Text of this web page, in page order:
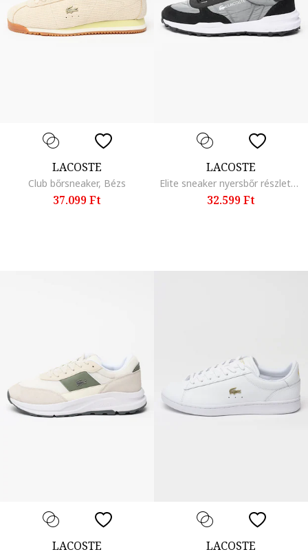
LACOSTE
Club bőrsneaker, Bézs
37.099 Ft
LACOSTE
Elite sneaker nyersbőr részletekkel, Fekete/Sötétszürke
32.599 Ft
LACOSTE LACOSTE